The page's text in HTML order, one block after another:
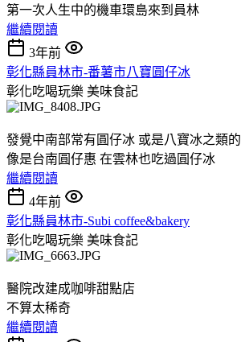
第一次人生中的機車環島來到員林
繼續閱讀
3年前
彰化縣員林市-番薯市八寶圓仔冰
彰化吃喝玩樂 美味食記
發覺中南部常有圓仔冰 或是八寶冰之類的
像是台南圓仔惠 在雲林也吃過圓仔冰
繼續閱讀
4年前
彰化縣員林市-Subi coffee&bakery
彰化吃喝玩樂 美味食記
醫院改建成咖啡甜點店
不算太稀奇
繼續閱讀